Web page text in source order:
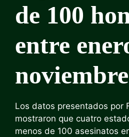
de 100
entre
noviembre
Los datos presentados por
mostraron que cuatro
menos de 100 asesinatos